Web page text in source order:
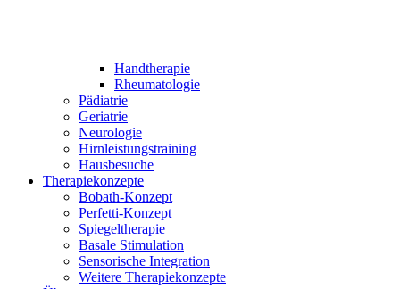
Handtherapie
Rheumatologie
Pädiatrie
Geriatrie
Neurologie
Hirnleistungstraining
Hausbesuche
Therapiekonzepte
Bobath-Konzept
Perfetti-Konzept
Spiegeltherapie
Basale Stimulation
Sensorische Integration
Weitere Therapiekonzepte